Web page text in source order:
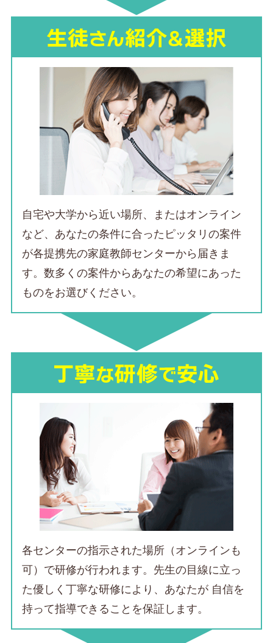
自宅や大学から近い場所、またはオンライン
など、 あなたの条件に合ったピッタリの案件
が各提携先の家庭教師センターから届きま
す。数多くの案件からあなたの希望にあった
ものをお選びください。
各センターの指示された場所（オンラインも
可）で研修が行われます。先生の目線に立っ
た優しく丁寧な研修により、あなたが 自信を
持って指導できる ことを保証します。